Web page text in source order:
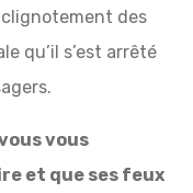
des
qu’il s’est arrêté
vous
et que ses feux